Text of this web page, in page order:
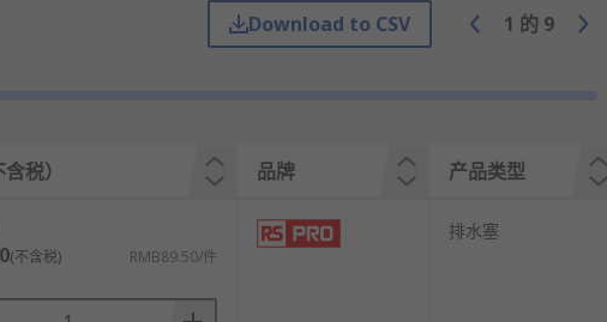
性。通过合理设计的通风系统，可以有效减少设备
送和优质的客户服务。如需更多信息或技术支持，建
Download to CSV 1 的 9
税） 品牌 产品类型
(不含税) RMB89.50/件
排水塞